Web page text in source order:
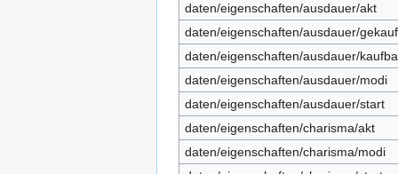
daten/eigenschaften/ausdauer/akt
daten/eigenschaften/ausdauer/
daten/eigenschaften/ausdauer/
daten/eigenschaften/ausdauer/modi
daten/eigenschaften/ausdauer/start
daten/eigenschaften/charisma/akt
daten/eigenschaften/charisma/modi